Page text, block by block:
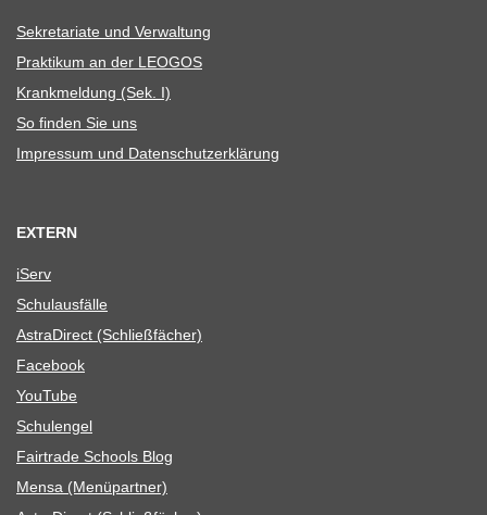
Sekre­ta­riate und Verwaltung
Prak­ti­kum an der LEOGOS
Krank­mel­dung (Sek. I)
So fin­den Sie uns
Impres­sum und Datenschutzerklärung
EXTERN
iServ
Schul­aus­fälle
Astra­Di­rect (Schließ­fä­cher)
Face­book
You­Tube
Schul­en­gel
Fair­trade Schools Blog
Mensa (Menü­part­ner)